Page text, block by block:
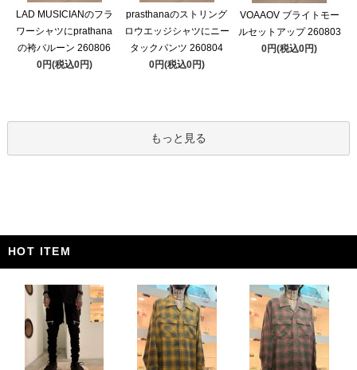
LAD MUSICIANのフラ
ワーシャツにprathana
の袴バルーン 260806
0円(税込0円)
prasthanaのストリング
ロウエッジシャツにニー
タックパンツ 260804
0円(税込0円)
VOAAOV ブライトモー
ルセットアップ 260803
0円(税込0円)
もっと見る
HOT ITEM